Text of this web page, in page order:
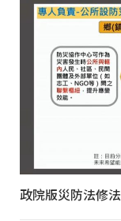
政院版災防法修